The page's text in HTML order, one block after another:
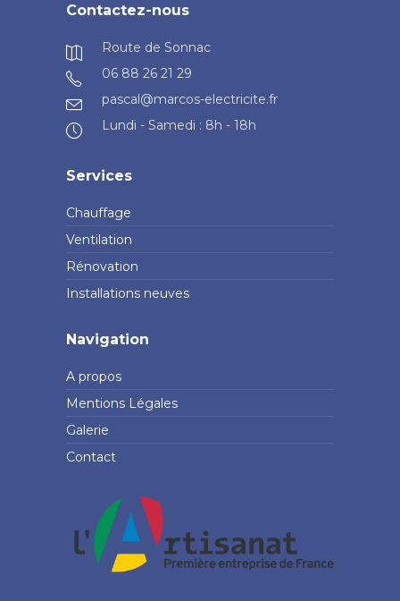
Contactez-nous
Route de Sonnac
06 88 26 21 29
pascal@marcos-electricite.fr
Lundi - Samedi : 8h - 18h
Services
Chauffage
Ventilation
Rénovation
Installations neuves
Navigation
A propos
Mentions Légales
Galerie
Contact